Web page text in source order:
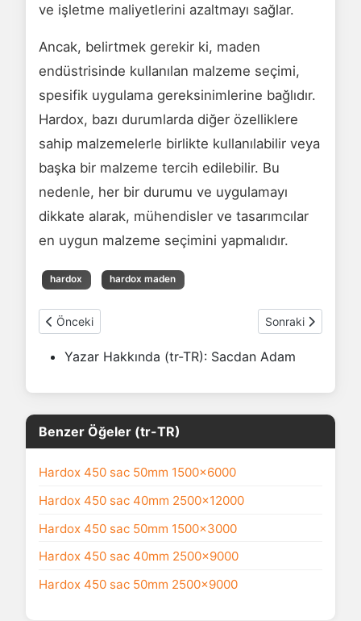
ve işletme maliyetlerini azaltmayı sağlar.
Ancak, belirtmek gerekir ki, maden
endüstrisinde kullanılan malzeme seçimi,
spesifik uygulama gereksinimlerine bağlıdır.
Hardox, bazı durumlarda diğer özelliklere
sahip malzemelerle birlikte kullanılabilir veya
başka bir malzeme tercih edilebilir. Bu
nedenle, her bir durumu ve uygulamayı
dikkate alarak, mühendisler ve tasarımcılar
en uygun malzeme seçimini yapmalıdır.
hardox hardox maden
Önceki makale: Hardox Malzeme İşleme
Önceki Sonraki makale:
Sonraki
Yazar Hakkında (tr-TR): Sacdan Adam
Benzer Öğeler (tr-TR)
Hardox 450 sac 50mm 1500x6000
Hardox 450 sac 40mm 2500x12000
Hardox 450 sac 50mm 1500x3000
Hardox 450 sac 40mm 2500x9000
Hardox 450 sac 50mm 2500x9000